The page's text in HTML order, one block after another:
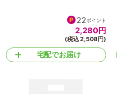
22ポイント
2,280円
(税込 2,508円)
宅配でお届け